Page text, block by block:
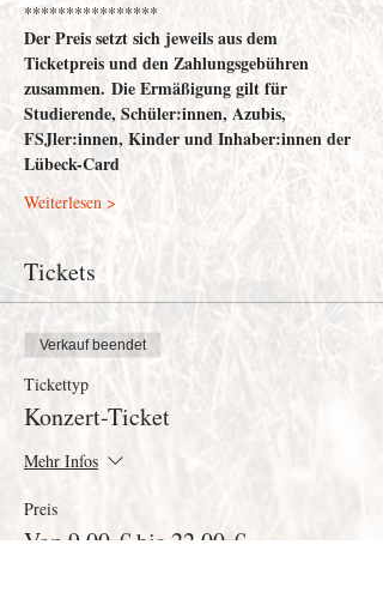
****************
Der Preis setzt sich jeweils aus dem
Ticketpreis und den Zahlungsgebühren
zusammen. Die Ermäßigung gilt für
Studierende, Schüler:innen, Azubis,
FSJler:innen, Kinder und Inhaber:innen der
Lübeck-Card
Weiterlesen >
Tickets
Verkauf beendet
Tickettyp
Konzert-Ticket
Mehr Infos
Preis
Von 9,00 € bis 22,00 €